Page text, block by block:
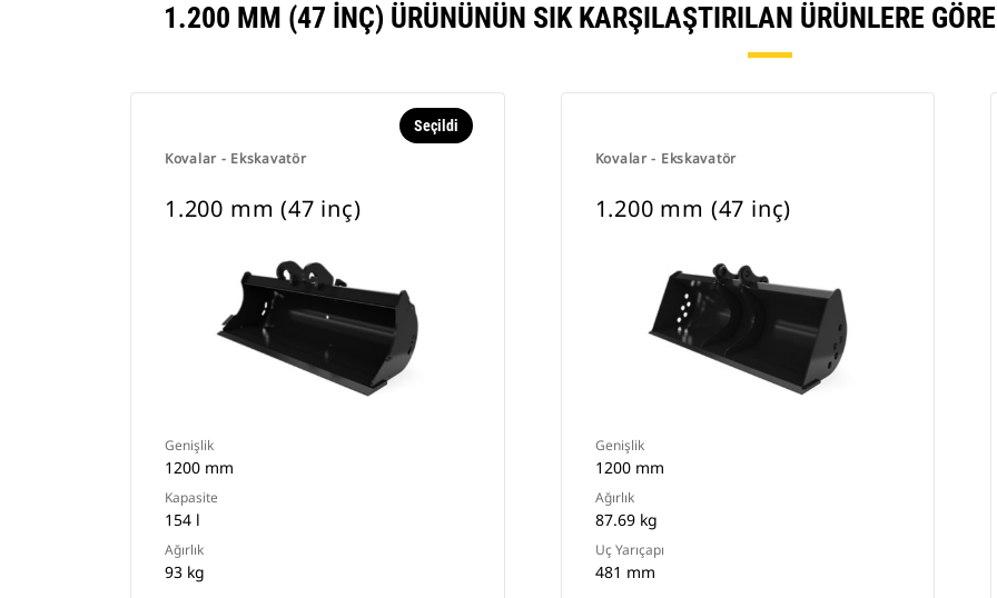
1.200 MM (47 INÇ) ÜRÜNÜNÜN SIK KARŞILAŞTIRILAN ÜRÜNLERE
Kovalar - Ekskavatör
Seçildi
1.200 mm (47 inç)
Genişlik
1200 mm
Kapasite
154 l
Ağırlık
93 kg
Kovalar - Ekskavatör
1.200 mm (47 inç)
Genişlik
1200 mm
Ağırlık
87.69 kg
Uç Yarıçapı
481 mm